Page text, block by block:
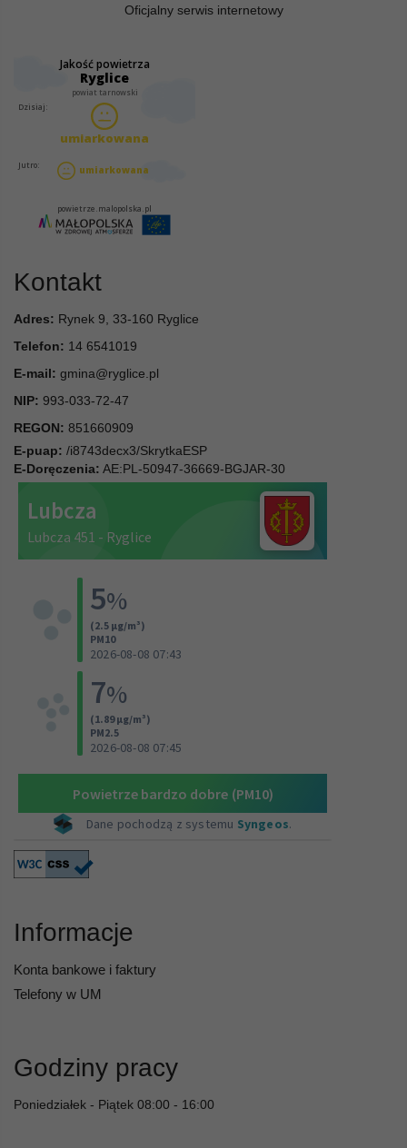
Oficjalny serwis internetowy
Kontakt
Adres: Rynek 9, 33-160 Ryglice
Telefon: 14 6541019
E-mail: gmina@ryglice.pl
NIP: 993-033-72-47
REGON: 851660909
E-puap: /i8743decx3/SkrytkaESP
E-Doręczenia: AE:PL-50947-36669-BGJAR-30
Informacje
Konta bankowe i faktury
Telefony w UM
Godziny pracy
Poniedziałek - Piątek 08:00 - 16:00